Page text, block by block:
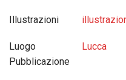
Illustrazioni
Luogo
Pubblicazione
Lucca